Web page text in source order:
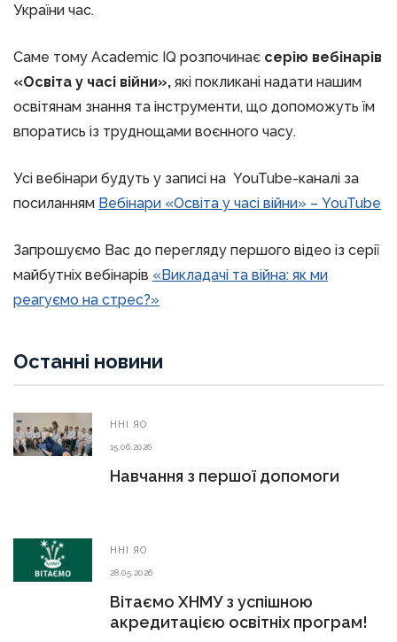
України час.
Саме тому Academic IQ розпочинає серію вебінарів
«Освіта у часі війни», які покликані надати нашим
освітянам знання та інструменти, що допоможуть їм
впоратись із труднощами воєнного часу.
Усі вебінари будуть у записі на YouTube-каналі за
посиланням Вебінари «Освіта у часі війни» – YouTube
Запрошуємо Вас до перегляду першого відео із серії
майбутніх вебінарів «Викладачі та війна: як ми
реагуємо на стрес?»
Останні новини
ННІ ЯО
15.06.2026
Навчання з першої допомоги
ННІ ЯО
28.05.2026
Вітаємо ХНМУ з успішною
акредитацією освітніх програм!